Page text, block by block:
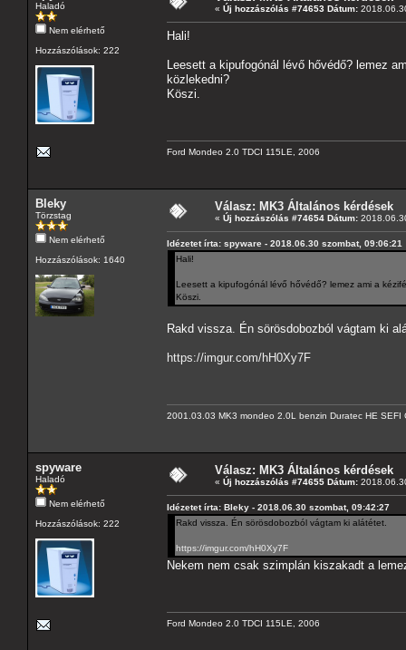
Haladó
Nem elérhető
Hozzászólások: 222
« Új hozzászólás #74653 Dátum:
Hali!
Leesett a kipufogónál lévő hővédő? lemez
közlekedni?
Köszi.
Ford Mondeo 2.0 TDCI 115LE, 2006
Bleky
Törzstag
Nem elérhető
Hozzászólások: 1640
Válasz: MK3 Általános kérdések
« Új hozzászólás #74654 Dátum:
Idézetet írta: spyware - 2018.06.30 szombat, 09:06:21
Hali!
Leesett a kipufogónál lévő hővédő? lemez ami a
Köszi.
Rakd vissza. Én sörösdobozból vágtam ki
https://imgur.com/hH0Xy7F
2001.03.03 MK3 mondeo 2.0L benzin Duratec HE
spyware
Haladó
Nem elérhető
Hozzászólások: 222
Válasz: MK3 Általános kérdések
« Új hozzászólás #74655 Dátum:
Idézetet írta: Bleky - 2018.06.30 szombat, 09:42:27
Rakd vissza. Én sörösdobozból vágtam ki alátétet.
https://imgur.com/hH0Xy7F
Nekem nem csak szimplán kiszakadt a
Ford Mondeo 2.0 TDCI 115LE, 2006